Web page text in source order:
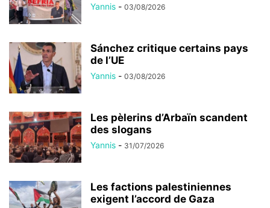
Yannis - 03/08/2026
Sánchez critique certains pays
de l’UE
Yannis - 03/08/2026
Les pèlerins d’Arbaïn scandent
des slogans
Yannis - 31/07/2026
Les factions palestiniennes
exigent l’accord de Gaza